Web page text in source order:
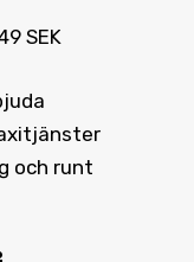
SEK
och runt